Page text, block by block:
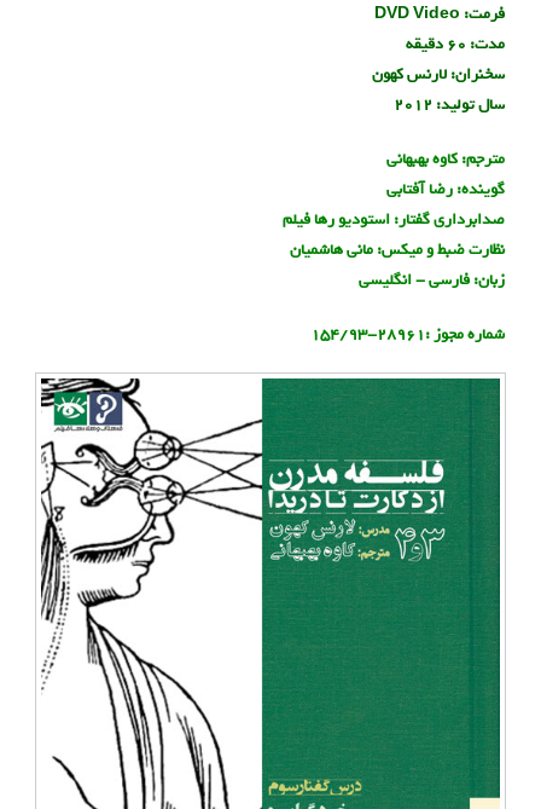
فرمت: DVD Video
مدت: 60 دقيقه
سخنران: لارنس كهون
سال توليد: 2012
مترجم: كاوه بهبهانی
گوينده: رضا آفتابی
صدابرداري گفتار: استوديو رها فيلم
نظارت ضبط و ميكس: ماني هاشميان
زبان: فارسی - انگلیسی
شماره مجوز :28961-154/93